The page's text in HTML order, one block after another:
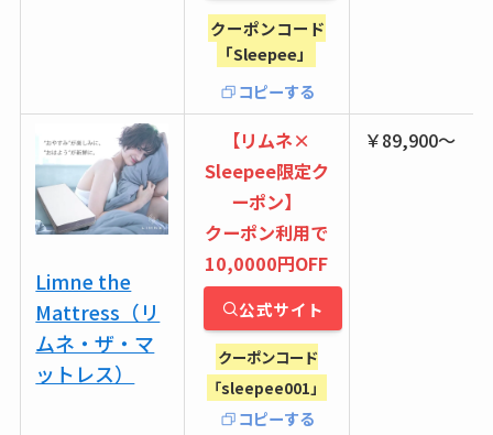
クーポンコード
「Sleepee」
コピーする
Limne the
Mattress（リ
ムネ・ザ・マ
ットレス）
【リムネ×
Sleepee限定ク
ーポン】
クーポン利用で
10,0000円OFF
公式サイト
クーポンコード
「sleepee001」
コピーする
￥89,900〜